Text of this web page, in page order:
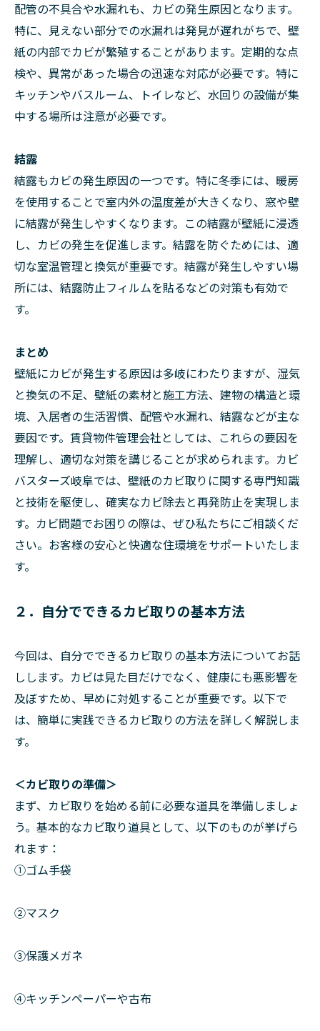
配管の不具合や水漏れも、カビの発生原因となります。
特に、見えない部分での水漏れは発見が遅れがちで、壁
紙の内部でカビが繁殖することがあります。定期的な点
検や、異常があった場合の迅速な対応が必要です。特に
キッチンやバスルーム、トイレなど、水回りの設備が集
中する場所は注意が必要です。
結露
結露もカビの発生原因の一つです。特に冬季には、暖房
を使用することで室内外の温度差が大きくなり、窓や壁
に結露が発生しやすくなります。この結露が壁紙に浸透
し、カビの発生を促進します。結露を防ぐためには、適
切な室温管理と換気が重要です。結露が発生しやすい場
所には、結露防止フィルムを貼るなどの対策も有効で
す。
まとめ
壁紙にカビが発生する原因は多岐にわたりますが、湿気
と換気の不足、壁紙の素材と施工方法、建物の構造と環
境、入居者の生活習慣、配管や水漏れ、結露などが主な
要因です。賃貸物件管理会社としては、これらの要因を
理解し、適切な対策を講じることが求められます。カビ
バスターズ岐阜では、壁紙のカビ取りに関する専門知識
と技術を駆使し、確実なカビ除去と再発防止を実現しま
す。カビ問題でお困りの際は、ぜひ私たちにご相談くだ
さい。お客様の安心と快適な住環境をサポートいたしま
す。
２．自分でできるカビ取りの基本方法
今回は、自分でできるカビ取りの基本方法についてお話
しします。カビは見た目だけでなく、健康にも悪影響を
及ぼすため、早めに対処することが重要です。以下で
は、簡単に実践できるカビ取りの方法を詳しく解説しま
す。
＜カビ取りの準備＞
まず、カビ取りを始める前に必要な道具を準備しましょ
う。基本的なカビ取り道具として、以下のものが挙げら
れます：
①ゴム手袋
②マスク
➂保護メガネ
④キッチンペーパーや古布